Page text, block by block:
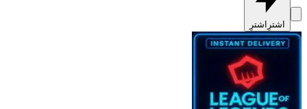
اشترِ اشترِ